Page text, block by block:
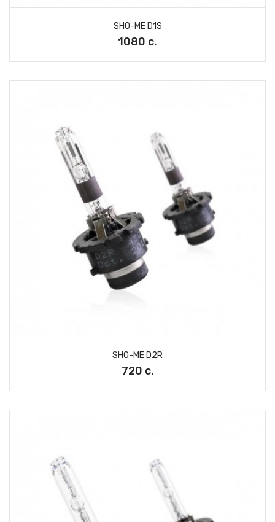
SHO-ME D1S
1080 с.
SHO-ME D2R
720 с.